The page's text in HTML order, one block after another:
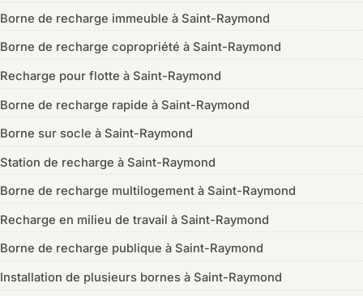
Borne de recharge immeuble à Saint-Raymond
Borne de recharge copropriété à Saint-Raymond
Recharge pour flotte à Saint-Raymond
Borne de recharge rapide à Saint-Raymond
Borne sur socle à Saint-Raymond
Station de recharge à Saint-Raymond
Borne de recharge multilogement à Saint-Raymond
Recharge en milieu de travail à Saint-Raymond
Borne de recharge publique à Saint-Raymond
Installation de plusieurs bornes à Saint-Raymond